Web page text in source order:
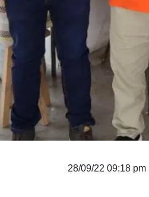
28/09/22 09:18 pm